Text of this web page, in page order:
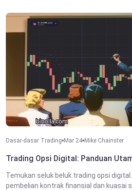
Dasar-dasar Trading Mar 24 Mike Chainster
Trading Opsi Digital: Panduan
Temukan seluk beluk trading opsi
pembelian kontrak finansial dan kuasai